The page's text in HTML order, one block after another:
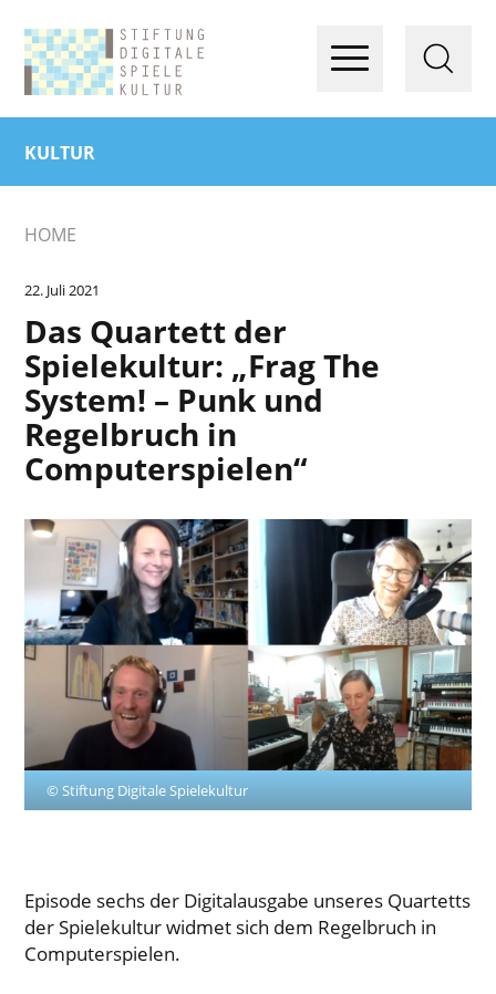
KULTUR
HOME
22. Juli 2021
Das Quartett der
Spielekultur: „Frag The
System! – Punk und
Regelbruch in
Computerspielen“
© Stiftung Digitale Spielekultur
Episode sechs der Digitalausgabe unseres Quartetts
der Spielekultur widmet sich dem Regelbruch in
Computerspielen.